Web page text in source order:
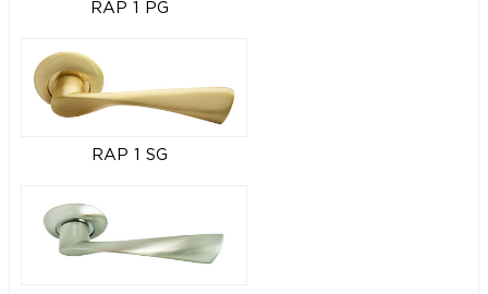
RAP 1 PG
RAP 1 SG